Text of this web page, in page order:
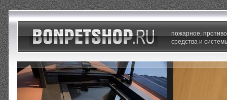
пожарное,
средства и